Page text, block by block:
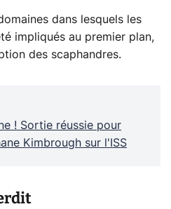
dans lesquels les
impliqués au premier plan,
des scaphandres.
! Sortie réussie pour
Kimbrough sur l'ISS